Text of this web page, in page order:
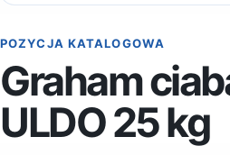
POZYCJA KATALOGOWA
Graham
ULDO 25 kg